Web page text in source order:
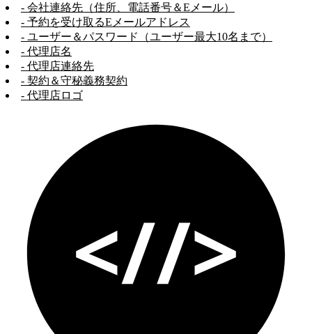
- 会社連絡先（住所、電話番号＆Eメール）
- 予約を受け取るEメールアドレス
- ユーザー＆パスワード（ユーザー最大10名まで）
- 代理店名
- 代理店連絡先
- 契約＆守秘義務契約
- 代理店ロゴ